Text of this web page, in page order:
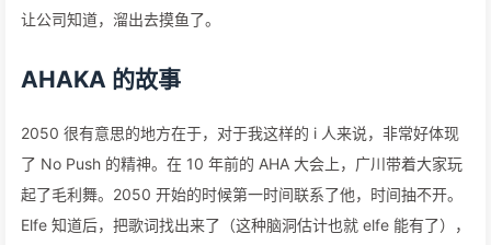
让公司知道，溜出去摸鱼了。
AHAKA 的故事
2050 很有意思的地方在于，对于我这样的 i 人来说，非常好体现
了 No Push 的精神。在 10 年前的 AHA 大会上，广川带着大家玩
起了毛利舞。2050 开始的时候第一时间联系了他，时间抽不开。
Elfe 知道后，把歌词找出来了（这种脑洞估计也就 elfe 能有了），